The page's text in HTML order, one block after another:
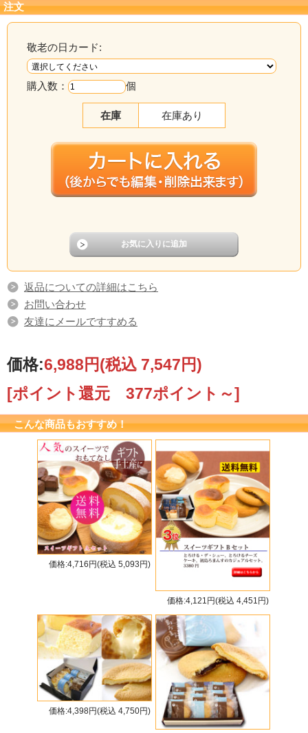
注文
敬老の日カード:
購入数： 個
在庫 在庫あり
返品についての詳細はこちら
お問い合わせ
友達にメールですすめる
価格:6,988円(税込 7,547円)
[ポイント還元 377ポイント～]
こんな商品もおすすめ！
価格:4,716円(税込 5,093円)
価格:4,121円(税込 4,451円)
価格:4,398円(税込 4,750円)